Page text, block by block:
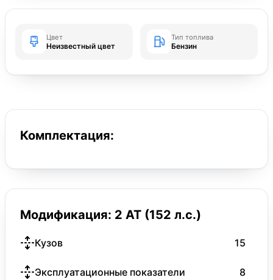
Цвет
Неизвестный цвет
Тип топлива
Бензин
Комплектация:
Модификация: 2 AT (152 л.с.)
Кузов 15
Эксплуатационные показатели 8